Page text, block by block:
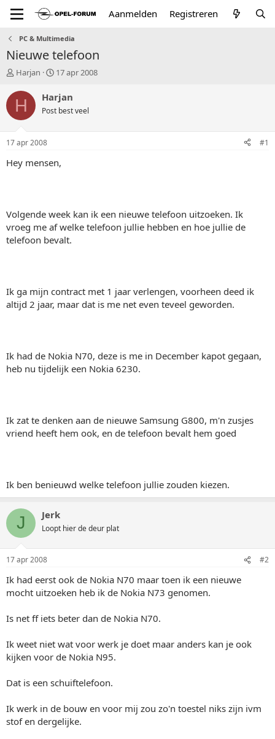
Aanmelden Registreren
PC & Multimedia
Nieuwe telefoon
T
p
a
r
t
Harjan
S
a
r
t
u
m
17 apr 2008
H Harjan
Post best veel
17 apr 2008 #1
Hey mensen,
Volgende week kan ik een nieuwe telefoon uitzoeken. Ik
vroeg me af welke telefoon jullie hebben en hoe jullie de
telefoon bevalt.
Ik ga mijn contract met 1 jaar verlengen, voorheen deed ik
altijd 2 jaar, maar dat is me net even teveel geworden.
Ik had de Nokia N70, deze is me in December kapot gegaan,
heb nu tijdelijk een Nokia 6230.
Ik zat te denken aan de nieuwe Samsung G800, m'n zusjes
vriend heeft hem ook, en de telefoon bevalt hem goed
Ik ben benieuwd welke telefoon jullie zouden kiezen.
J Jerk
Loopt hier de deur plat
17 apr 2008 #2
Ik had eerst ook de Nokia N70 maar toen ik een nieuwe
mocht uitzoeken heb ik de Nokia N73 genomen.
Is net ff iets beter dan de Nokia N70.
Ik weet niet wat voor werk je doet maar anders kan je ook
kijken voor de Nokia N95.
Dat is een schuiftelefoon.
Ik werk in de bouw en voor mij zou zo'n toestel niks zijn ivm
stof en dergelijke.